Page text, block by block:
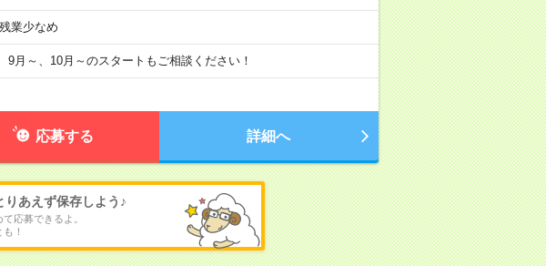
業少なめ
月～、10月～のスタートもご相談ください！
応募する 詳細へ
りあえず保存しよう♪
応募できるよ。
！